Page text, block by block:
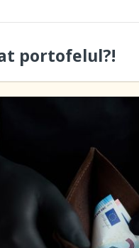
portofelul?!